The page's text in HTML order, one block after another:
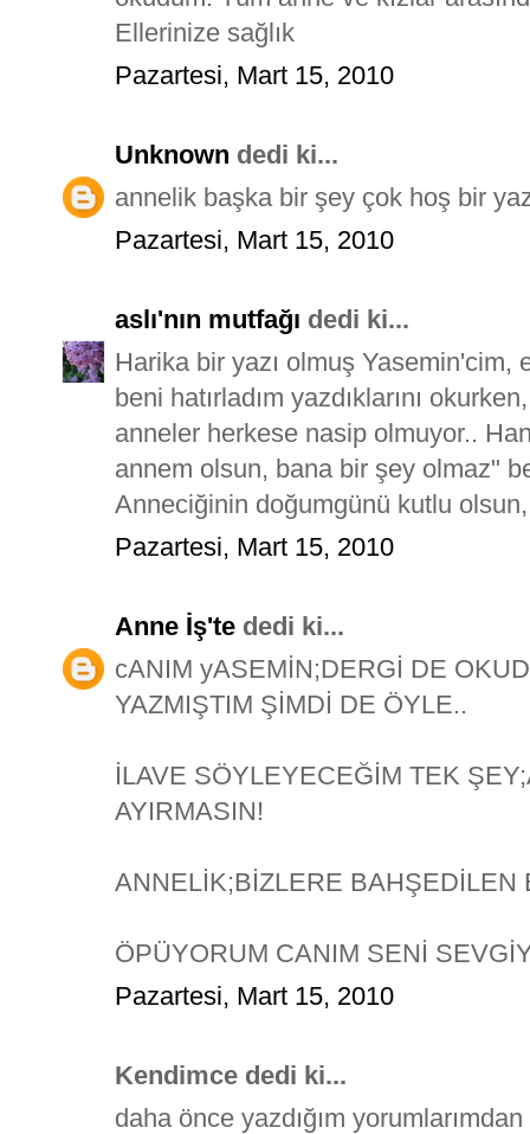
Ellerinize sağlık
Pazartesi, Mart 15, 2010
Unknown dedi ki...
annelik başka bir şey çok hoş bir
Pazartesi, Mart 15, 2010
aslı'nın mutfağı dedi ki...
Harika bir yazı olmuş Yasemin'cim,
beni hatırladım yazdıklarını
anneler herkese nasip olmuyor..
annem olsun, bana bir şey olmaz"
Anneciğinin doğumgünü kutlu
Pazartesi, Mart 15, 2010
Anne İş'te dedi ki...
cANIM yASEMİN;DERGİ DE
YAZMIŞTIM ŞİMDİ DE ÖYLE..
İLAVE SÖYLEYECEĞİM TEK
AYIRMASIN!
ANNELİK;BİZLERE BAHŞEDİLEN
ÖPÜYORUM CANIM SENİ
Pazartesi, Mart 15, 2010
Kendimce dedi ki...
daha önce yazdığım